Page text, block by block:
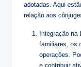
adotadas. Aqui
relação aos
Integração na
familiares, os
operações.
e contribuir